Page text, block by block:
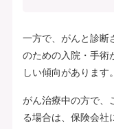
一方で、がんと診断
のための入院・手術
しい傾向があります。
がん治療中の方で、
る場合は、保険会社